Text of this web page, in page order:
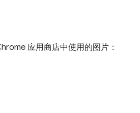
应用商店中使用的图片：